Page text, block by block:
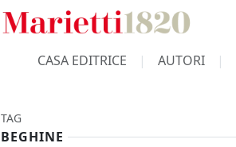
CASA EDITRICE AUTORI
TAG
BEGHINE